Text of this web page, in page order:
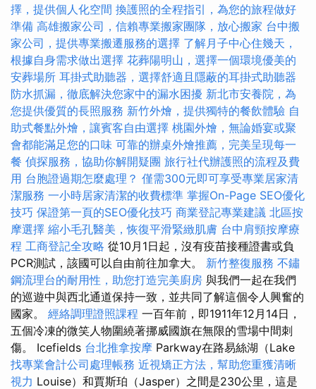
擇，提供個人化空間 換護照的全程指引，為您的旅程做好
準備 高雄搬家公司，信賴專業搬家團隊，放心搬家 台中搬
家公司，提供專業搬遷服務的選擇 了解月子中心住幾天，
根據自身需求做出選擇 花葬陽明山，選擇一個環境優美的
安葬場所 耳掛式助聽器，選擇舒適且隱蔽的耳掛式助聽器
防水抓漏，徹底解決您家中的漏水困擾 新北市安養院，為
您提供優質的長照服務 新竹外燴，提供獨特的餐飲體驗 自
助式餐點外燴，讓賓客自由選擇 桃園外燴，無論婚宴或聚
會都能滿足您的口味 可靠的辦桌外燴推薦，完美呈現每一
餐 偵探服務，協助你解開疑團 旅行社代辦護照的流程及費
用 台胞證過期怎麼處理？ 僅需300元即可享受專業居家清
潔服務 一小時居家清潔的收費標準 掌握On-Page SEO優化
技巧 保證第一頁的SEO優化技巧 商業登記專業建議 北區按
摩選擇 縮小毛孔醫美，恢復平滑緊緻肌膚 台中肩頸按摩療
程 工商登記全攻略 從10月1日起，沒有疫苗接種證書或負
PCR測試，該國可以自由前往加拿大。 新竹整復服務 不鏽
鋼流理台的耐用性，助您打造完美廚房 與我們一起在我們
的巡遊中與西北通道保持一致，並共同了解這個令人興奮的
國家。 經絡調理證照課程 一百年前，即1911年12月14日，
五個冷凍的微笑人物圍繞著挪威國旗在無限的雪場中間刺
傷。 Icefields 台北推拿按摩 Parkway在路易絲湖（Lake
找專業會計公司處理帳務 近視矯正方法，幫助您重獲清晰
視力 Louise）和賈斯珀（Jasper）之間是230公里，這是